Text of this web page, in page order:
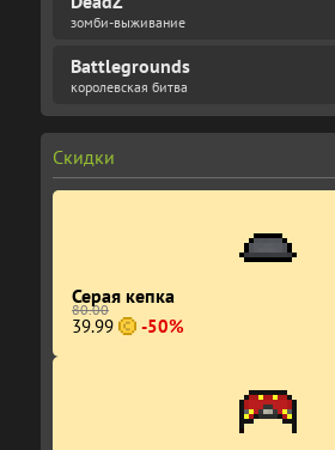
зомби-выживание
Battlegrounds
королевская битва
Скидки
Серая кепка
80.00
39.99 -50%